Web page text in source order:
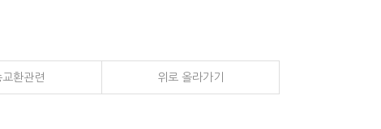
교환관련 위로 올라가기